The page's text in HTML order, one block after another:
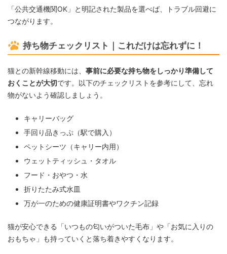
「公共交通機関OK」と明記された製品を選べば、トラブル回避に
つながります。
持ち物チェックリスト｜これだけは忘れずに！
猫との新幹線移動には、 事前に必要な持ち物をしっかり準備して
おくことが大切です。以下のチェックリストを参考にして、忘れ
物がないよう確認しましょう。
キャリーバッグ
手回り品きっぷ（駅で購入）
ペットシーツ（キャリー内用）
ウェットティッシュ・タオル
フード・おやつ・水
折りたたみ式水皿
万が一のための健康証明書やワクチン記録
猫が安心できる「いつもの匂いがついた毛布」や「お気に入りの
おもちゃ」も持っていくと落ち着きやすくなります。